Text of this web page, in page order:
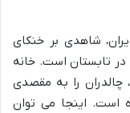
شاهدی بر خنکای
تابستان است. خانه
چالدران را به مقصدی
است. اینجا می توان